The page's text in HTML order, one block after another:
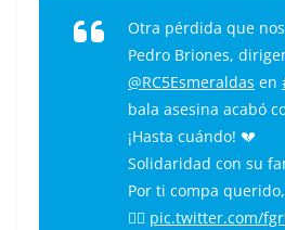
Otra pérdida que
Pedro Briones,
@RC5Esmeraldas en
bala asesina acabó
¡Hasta cuándo! 💔
Solidaridad con su
Por ti compa
✊🏾 pic.twitter.com/